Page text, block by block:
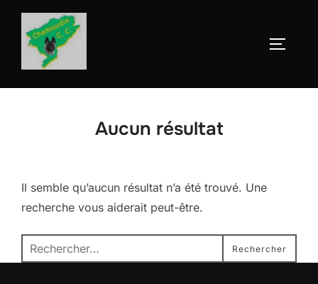
Aller
contenu
Aucun résultat
Il semble qu’aucun résultat n’a été trouvé. Une
recherche vous aiderait peut-être.
Recherche
pour :
Rechercher